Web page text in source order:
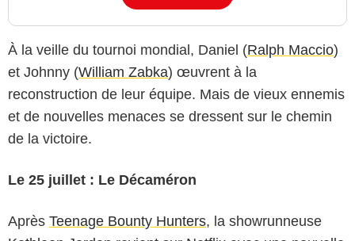
À la veille du tournoi mondial, Daniel (Ralph Maccio)
et Johnny (William Zabka) œuvrent à la
reconstruction de leur équipe. Mais de vieux ennemis
et de nouvelles menaces se dressent sur le chemin
de la victoire.
Le 25 juillet : Le Décaméron
Après Teenage Bounty Hunters, la showrunneuse